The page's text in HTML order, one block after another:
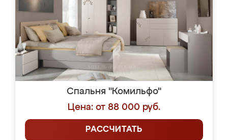
Спальня "Комильфо"
Цена: от 88 000 руб.
РАССЧИТАТЬ